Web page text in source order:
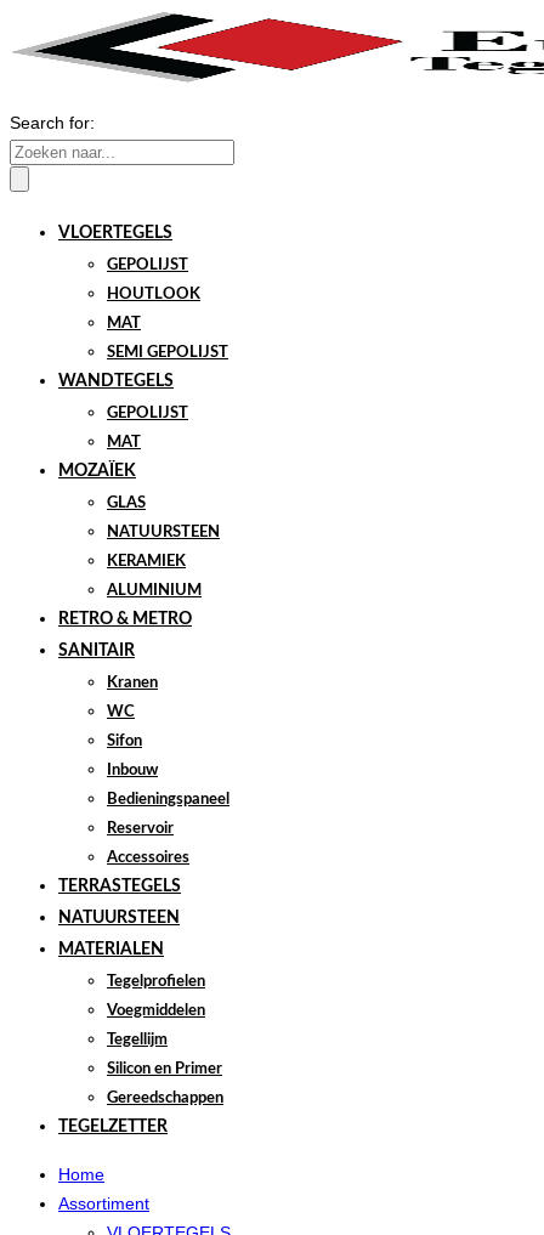
Search for:
VLOERTEGELS
GEPOLIJST
HOUTLOOK
MAT
SEMI GEPOLIJST
WANDTEGELS
GEPOLIJST
MAT
MOZAÏEK
GLAS
NATUURSTEEN
KERAMIEK
ALUMINIUM
RETRO & METRO
SANITAIR
Kranen
WC
Sifon
Inbouw
Bedieningspaneel
Reservoir
Accessoires
TERRASTEGELS
NATUURSTEEN
MATERIALEN
Tegelprofielen
Voegmiddelen
Tegellijm
Silicon en Primer
Gereedschappen
TEGELZETTER
Home
Assortiment